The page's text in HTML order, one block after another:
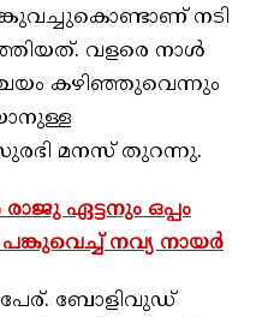
നടി
വളരെ നാള്‍
കഴിഞ്ഞുവെന്നും
മനസ് തുറന്നു.
ഏട്ടനും ഒപ്പം
നവ്യ നായർ
പേര്. ബോളിവുഡ്